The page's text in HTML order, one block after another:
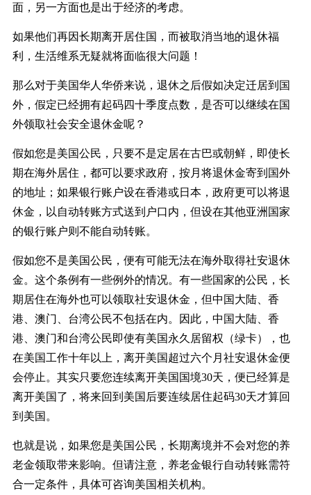
面，另一方面也是出于经济的考虑。
如果他们再因长期离开居住国，而被取消当地的退休福
利，生活维系无疑就将面临很大问题！
那么对于美国华人华侨来说，退休之后假如决定迁居到国
外，假定已经拥有起码四十季度点数，是否可以继续在国
外领取社会安全退休金呢？
假如您是美国公民，只要不是定居在古巴或朝鲜，即使长
期在海外居住，都可以要求政府，按月将退休金寄到国外
的地址；如果银行账户设在香港或日本，政府更可以将退
休金，以自动转账方式送到户口内，但设在其他亚洲国家
的银行账户则不能自动转账。
假如您不是美国公民，便有可能无法在海外取得社安退休
金。这个条例有一些例外的情况。有一些国家的公民，长
期居住在海外也可以领取社安退休金，但中国大陆、香
港、澳门、台湾公民不包括在内。因此，中国大陆、香
港、澳门和台湾公民即使有美国永久居留权（绿卡），也
在美国工作十年以上，离开美国超过六个月社安退休金便
会停止。其实只要您连续离开美国国境30天，便已经算是
离开美国了，将来回到美国后要连续居住起码30天才算回
到美国。
也就是说，如果您是美国公民，长期离境并不会对您的养
老金领取带来影响。但请注意，养老金银行自动转账需符
合一定条件，具体可咨询美国相关机构。